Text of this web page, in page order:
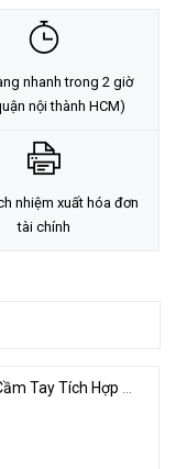
nhanh trong 2 giờ
nội thành HCM)
nhiệm xuất hóa đơn
tài chính
ZTE U60 Pro | Bộ Phát 5G Cầm Tay Tích Hợp Công Nghệ WiFi 7, Pin 10000mAh